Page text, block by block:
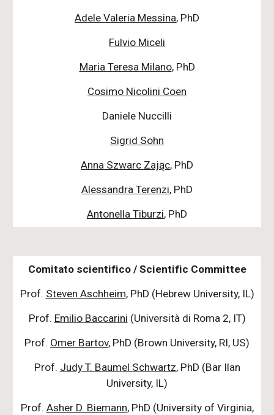
Adele Valeria Messina, PhD
Fulvio Miceli
Maria Teresa Milano, PhD
Cosimo Nicolini Coen
Daniele Nuccilli
Sigrid Sohn
Anna Szwarc Zając, PhD
Alessandra Terenzi, PhD
Antonella Tiburzi, PhD
Comitato scientifico / Scientific Committee
Prof. Steven Aschheim, PhD (Hebrew University, IL)
Prof. Emilio Baccarini (Università di Roma 2, IT)
Prof. Omer Bartov, PhD (Brown University, RI, US)
Prof. Judy T. Baumel Schwartz, PhD (Bar Ilan
University, IL)
Prof. Asher D. Biemann, PhD (University of Virginia,